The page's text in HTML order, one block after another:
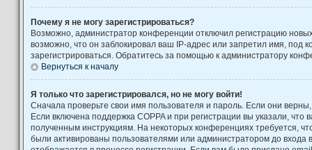
Почему я не могу зарегистрироваться?
Возможно, администратор конференции отключил регистрацию
возможно, что он заблокировал ваш IP-адрес или запретил имя, под
зарегистрироваться. Обратитесь за помощью к администратору
Вернуться к началу
Я только что зарегистрировался, но не могу войти!
Сначала проверьте свои имя пользователя и пароль. Если они
Если включена поддержка COPPA и при регистрации вы указали, что
полученным инструкциям. На некоторых конференциях требуется,
были активированы пользователями или администратором до входа